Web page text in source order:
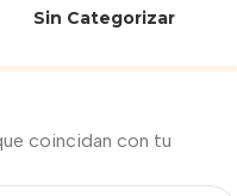
Sin Categorizar
coincidan con tu